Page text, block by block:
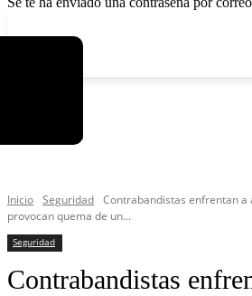
Inicio Seguridad Contrabandistas enfrentan a
provocan quema de un...
Seguridad
Contrabandistas